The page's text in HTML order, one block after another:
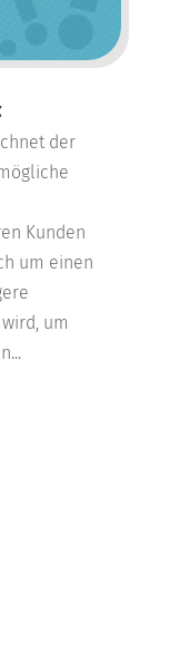
der
Kunden
um einen
um